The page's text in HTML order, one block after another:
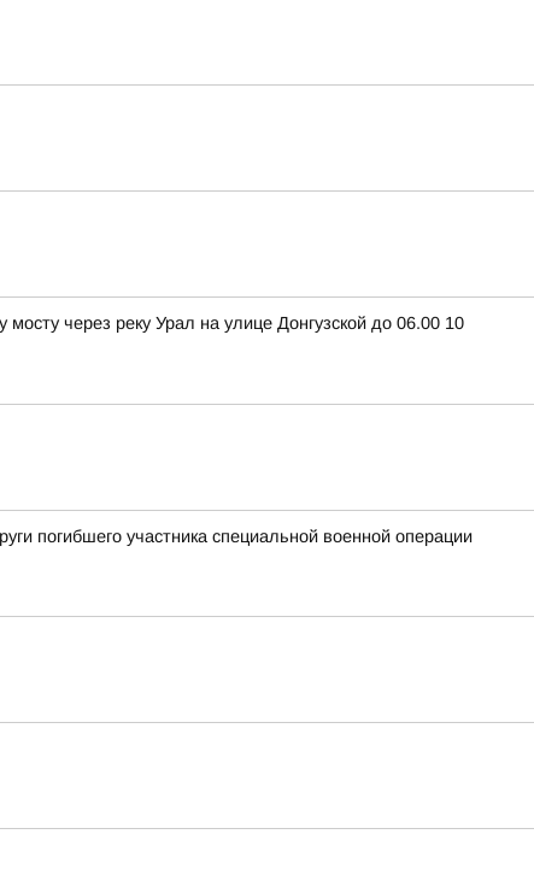
через реку Урал на улице Донгузской до 06.00 10
погибшего участника специальной военной операции